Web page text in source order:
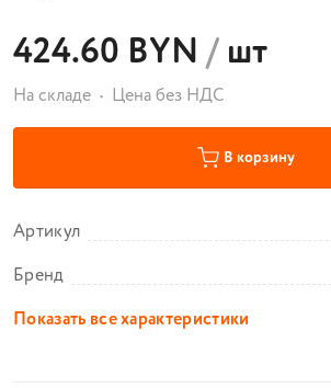
424.60 BYN/шт
На складе Цена без НДС
В корзину
Артикул
Бренд
Показать все характеристики